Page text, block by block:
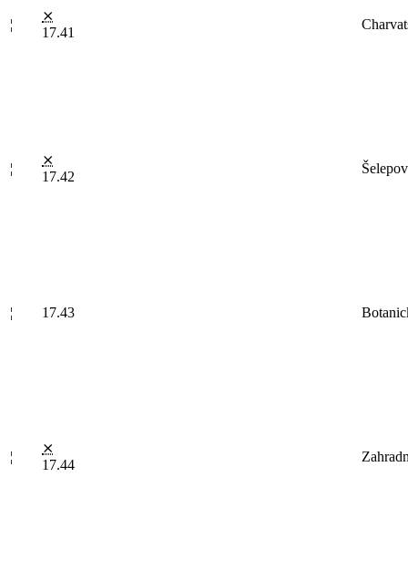
¦
⨯
17.41
¦
⨯
17.42
¦ 17.43
¦
⨯
17.44